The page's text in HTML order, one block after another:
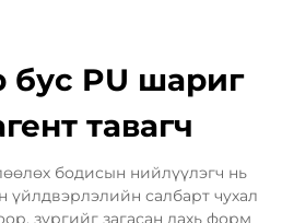
бус PU шариг
тавагч
бодисын нийлүүлэгч нь
үйлдвэрлэлийн салбарт чухал
зургийг загасан дахь форм